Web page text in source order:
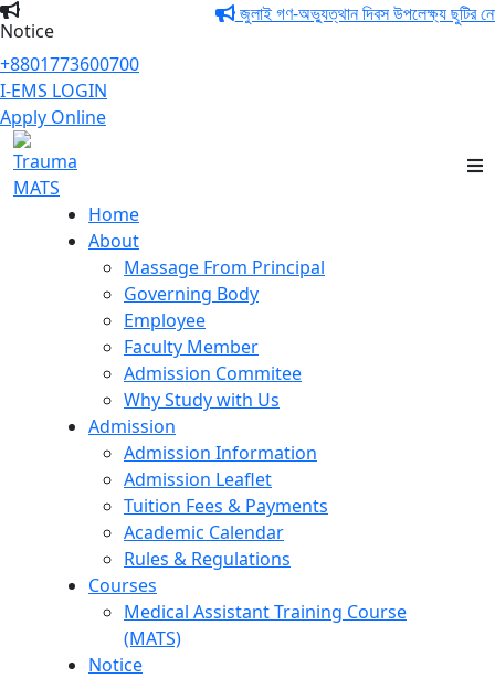
Notice
জুলাই গণ-অভ্যুত্থান দিবস উপলেক্ষ্য ছুটির নোটিশ
+8801773600700
I-EMS LOGIN
Apply Online
Home
About
Massage From Principal
Governing Body
Employee
Faculty Member
Admission Commitee
Why Study with Us
Admission
Admission Information
Admission Leaflet
Tuition Fees & Payments
Academic Calendar
Rules & Regulations
Courses
Medical Assistant Training Course
(MATS)
Notice